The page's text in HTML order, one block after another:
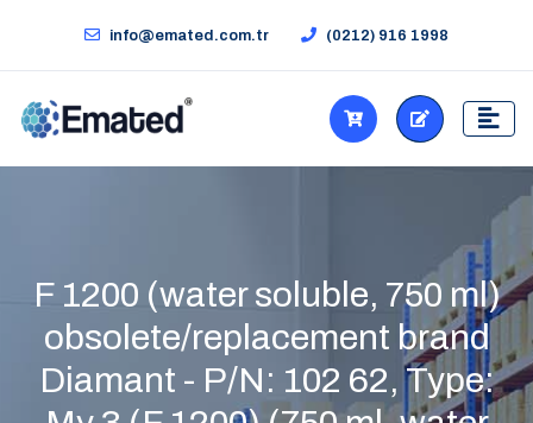
info@emated.com.tr (0212) 916 1998
F 1200 (water soluble, 750 ml)
obsolete/replacement brand
Diamant - P/N: 102 62, Type: